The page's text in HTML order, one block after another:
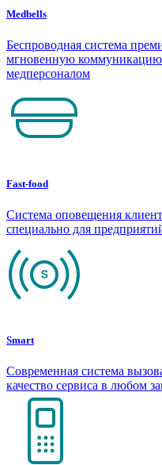
Medbells
Беспроводная система
мгновенную
медперсоналом
Fast-food
Система оповещения
специально для
Smart
Современная система
качество сервиса в любом